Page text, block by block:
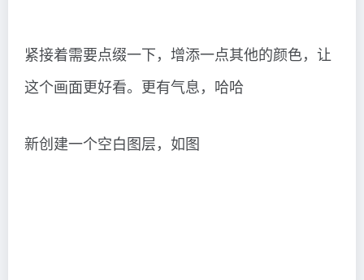
紧接着需要点缀一下，增添一点其他的颜色，让
这个画面更好看。更有气息，哈哈
新创建一个空白图层，如图